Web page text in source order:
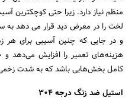
منظم نیاز دارد. زیرا حتی کوچکترین
لخت را در معرض دید قرار می دهد
و در جایی که چنین آسیبی برای هر
هزینه‌های تعمیر را افزایش
کامل بخش‌هایی باشد که به شدت
استیل ضد زنگ درجه 304